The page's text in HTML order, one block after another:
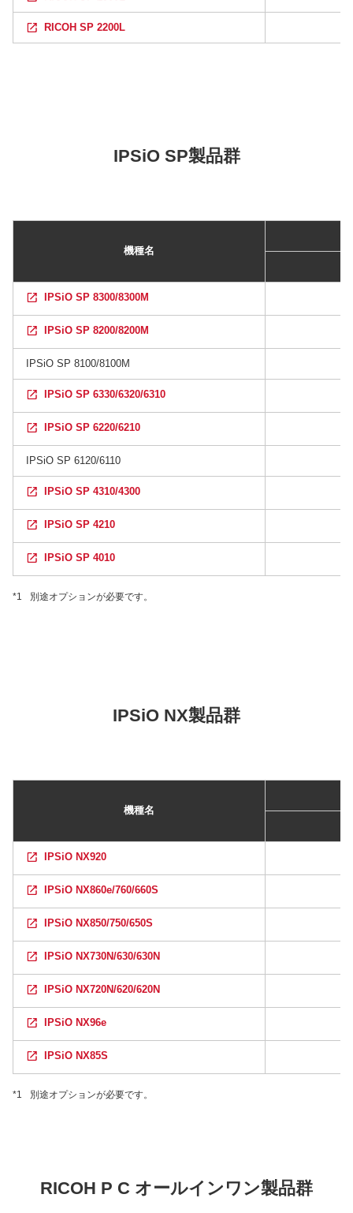
RICOH SP 2200L
IPSiO SP製品群
機種名
IPSiO SP 8300/8300M
IPSiO SP 8200/8200M
IPSiO SP 8100/8100M
IPSiO SP 6330/6320/6310
IPSiO SP 6220/6210
IPSiO SP 6120/6110
IPSiO SP 4310/4300
IPSiO SP 4210
IPSiO SP 4010
*1 別途オプションが必要です。
IPSiO NX製品群
機種名
IPSiO NX920
IPSiO NX860e/760/660S
IPSiO NX850/750/650S
IPSiO NX730N/630/630N
IPSiO NX720N/620/620N
IPSiO NX96e
IPSiO NX85S
*1 別途オプションが必要です。
RICOH P C オールインワン製品群